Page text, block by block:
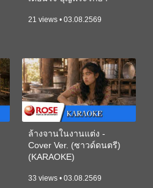
21 views • 03.08.2569
ล้างจานในงานแต่ง -
Cover Ver. (ซาวด์ดนตรี)
(KARAOKE)
33 views • 03.08.2569